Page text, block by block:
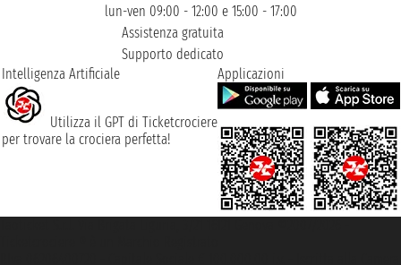
lun-ven 09:00 - 12:00 e 15:00 - 17:00
Assistenza gratuita
Supporto dedicato
Intelligenza Artificiale
Utilizza il GPT di Ticketcrociere
per trovare la crociera perfetta!
Applicazioni